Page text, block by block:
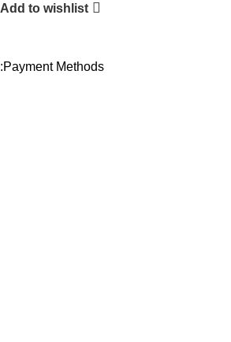
Add to wishlist
Payment Methods: